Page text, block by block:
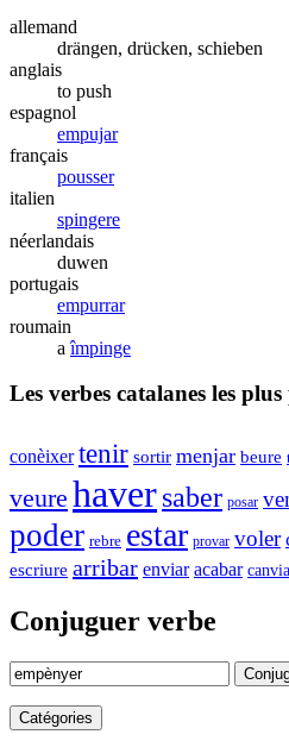
allemand
drängen, drücken, schieben
anglais
to push
espagnol
empujar
français
pousser
italien
spingere
néerlandais
duwen
portugais
empurrar
roumain
aîmpinge
Les verbes catalanes les
conèixer tenir sortir menjar beure
veure haversaber posar
poder rebre estar provar voler
escriure arribar enviar acabar
Conjuguer verbe
Catégories